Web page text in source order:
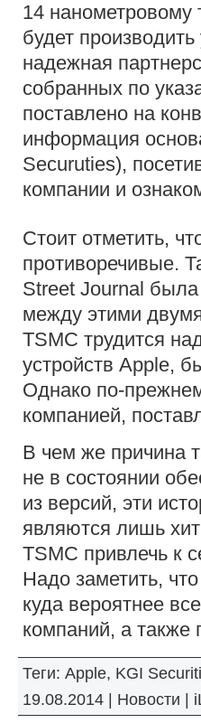
14 нанометровому
будет
надежная
собранных по
поставлено на
информация
Securuties),
компании и
Стоит отметить,
противоречивые.
Street Journal
между этими
TSMC трудится
устройств Apple,
Однако по-
компанией,
В чем же причина
не в состоянии
из версий, эти
являются лишь
TSMC привлечь к
Надо заметить,
куда вероятнее
компаний, а также
Теги: Apple, KGI
19.08.2014 | Новости |